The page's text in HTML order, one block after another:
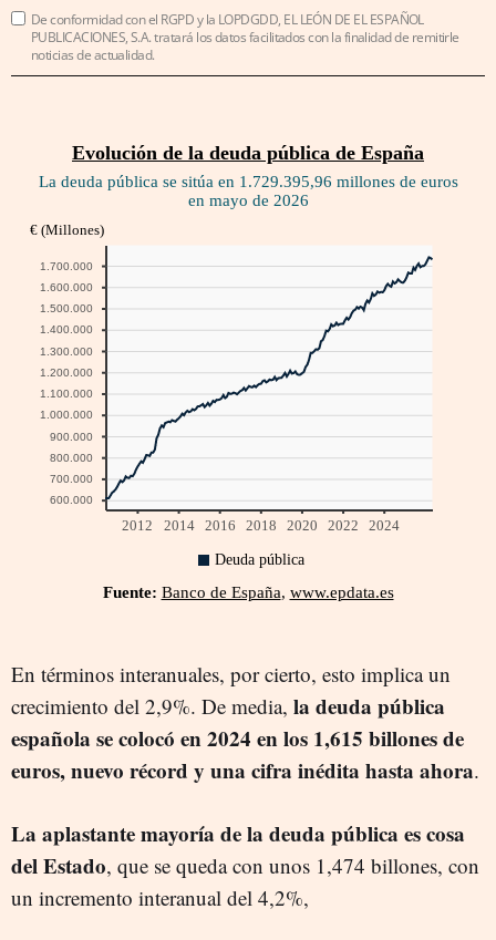
De conformidad con el RGPD y la LOPDGDD, EL LEÓN DE EL ESPAÑOL
PUBLICACIONES, S.A. tratará los datos facilitados con la finalidad de remitirle
noticias de actualidad.
En términos interanuales, por cierto, esto implica un
crecimiento del 2,9%. De media, la deuda pública
española se colocó en 2024 en los 1,615 billones de
euros, nuevo récord y una cifra inédita hasta ahora.
La aplastante mayoría de la deuda pública es cosa
del Estado, que se queda con unos 1,474 billones, con
un incremento interanual del 4,2%,